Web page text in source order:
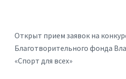
Открыт прием заявок на
Благотворительного фонда
«Спорт для всех»